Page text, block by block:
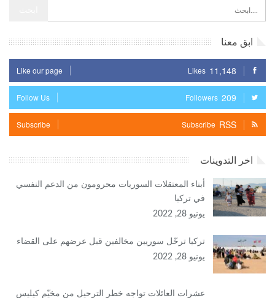
ابق معنا
11,148
Likes
Like our page
209
Followers
Follow Us
RSS
Subscribe
Subscribe
اخر التدوينات
أبناء المعتقلات السوريات محرومون من الدعم النفسي
في تركيا
يونيو 28, 2022
تركيا ترحّل سوريين مخالفين قبل عرضهم على القضاء
يونيو 28, 2022
عشرات العائلات تواجه خطر الترحيل من مخيّم كيليس